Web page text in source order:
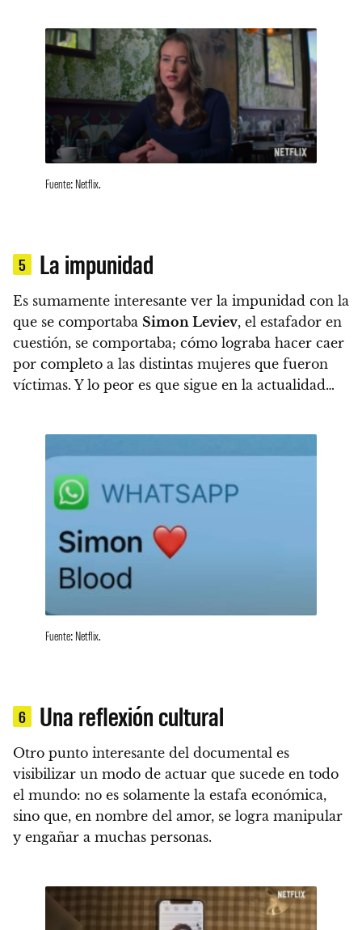
Fuente: Netflix.
5 La impunidad
Es sumamente interesante ver la impunidad con la
que se comportaba Simon Leviev, el estafador en
cuestión, se comportaba; cómo lograba hacer caer
por completo a las distintas mujeres que fueron
víctimas. Y lo peor es que sigue en la actualidad…
Fuente: Netflix.
6 Una reflexión cultural
Otro punto interesante del documental es
visibilizar un modo de actuar que sucede en todo
el mundo: no es solamente la estafa económica,
sino que, en nombre del amor, se logra manipular
y engañar a muchas personas.